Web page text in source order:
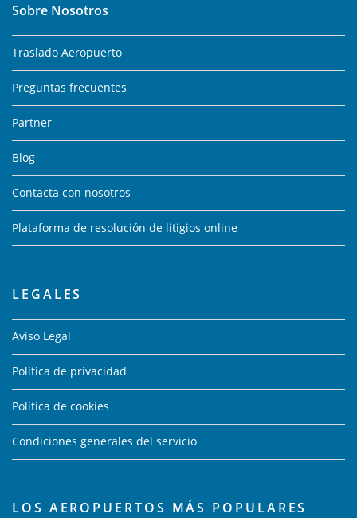
Sobre Nosotros
Traslado Aeropuerto
Preguntas frecuentes
Partner
Blog
Contacta con nosotros
Plataforma de resolución de litigios online
LEGALES
Aviso Legal
Política de privacidad
Política de cookies
Condiciones generales del servicio
LOS AEROPUERTOS MÁS POPULARES